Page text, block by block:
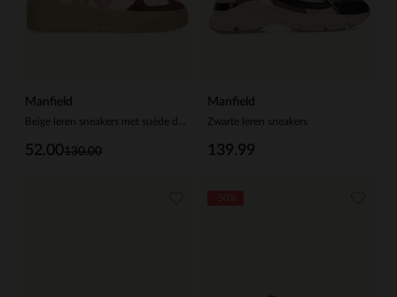
Manfield
130.00
52.00
Manfield
Zwarte leren sneakers
139.99